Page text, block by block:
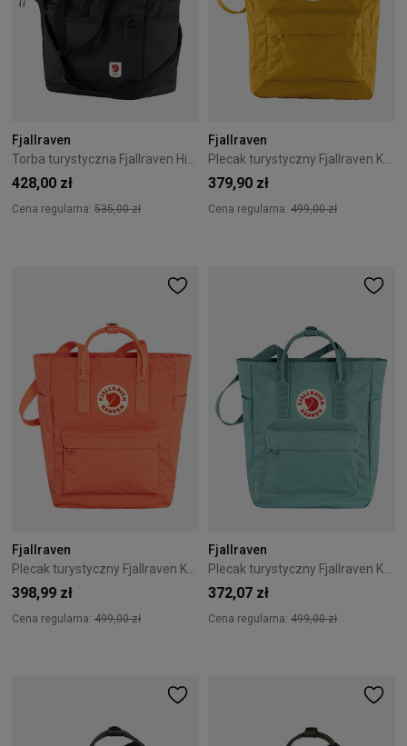
Fjallraven
Torba turystyczna Fjallraven High Coast Tote 30 - Black
428,00 zł
Cena regularna: 535,00 zł
Fjallraven
Plecak turystyczny Fjallraven Kanken Totepack - Ochre
379,90 zł
Cena regularna: 499,00 zł
Fjallraven
398,99 zł
Cena regularna: 499,00 zł
Fjallraven
372,07 zł
Cena regularna: 499,00 zł